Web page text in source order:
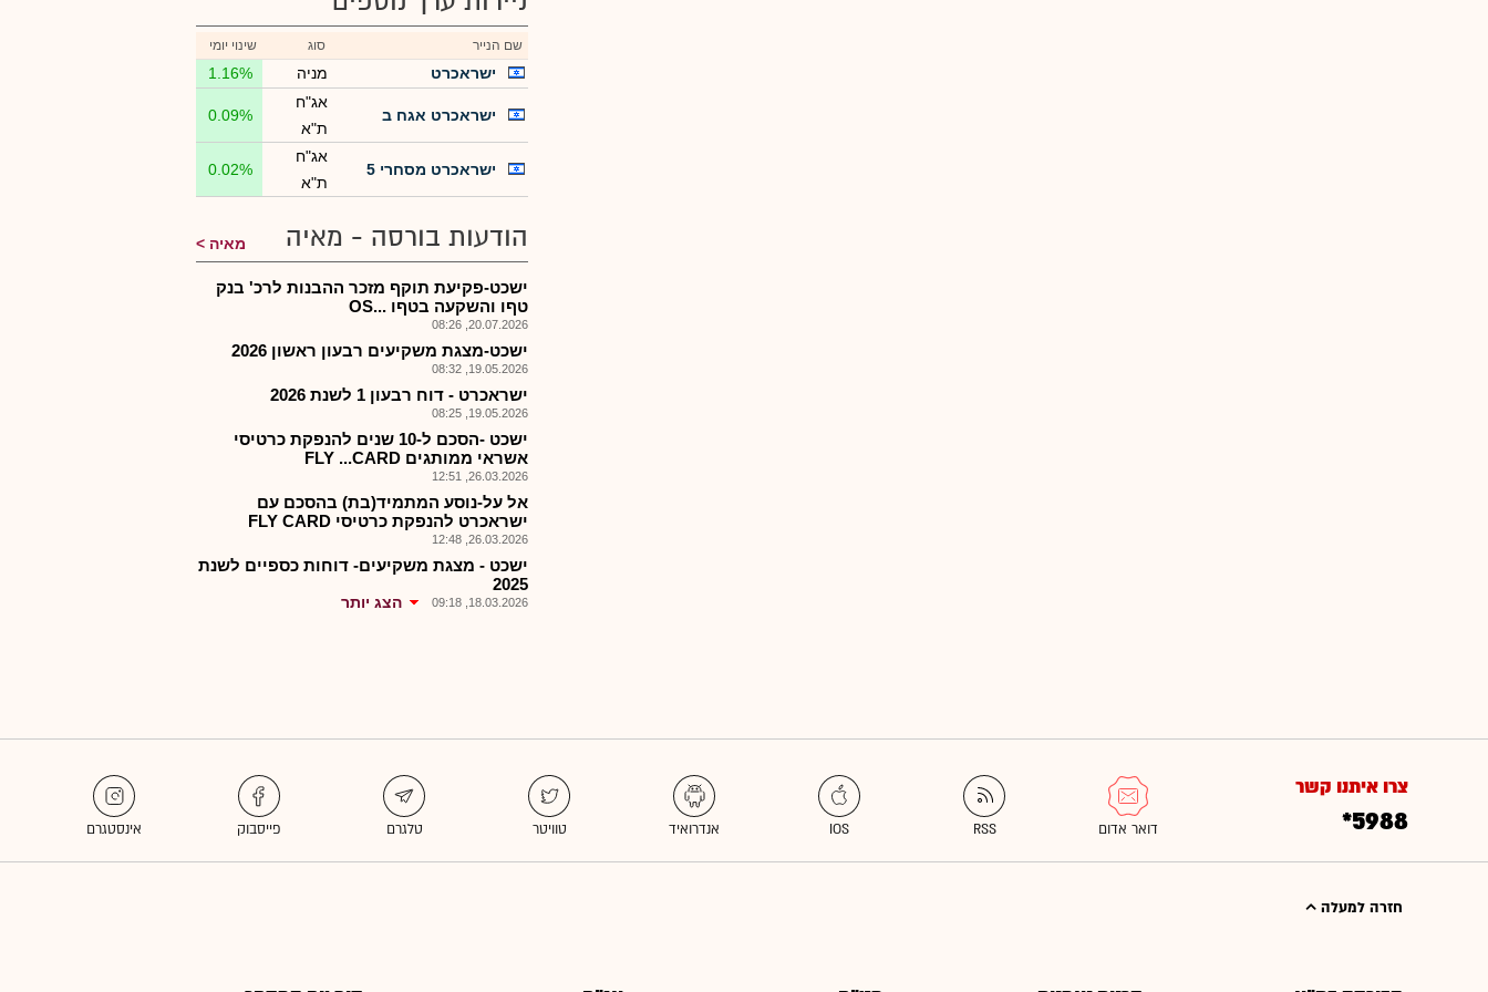
שם הנייר סוג שינוי יומי
ישראכרט מניה 1.16%
ישראכרט אגח ב
אג"ח
ת"א
0.09%
ישראכרט מסחרי 5
אג"ח
ת"א
0.02%
הודעות בורסה - מאיה מאיה
ישכט-פקיעת תוקף מזכר ההבנות לרכ' בנק
טףו והשקעה בטףו ...OS
20.07.2026, 08:26
ישכט-מצגת משקיעים רבעון ראשון 2026
19.05.2026, 08:32
ישראכרט - דוח רבעון 1 לשנת 2026
19.05.2026, 08:25
ישכט -הסכם ל-10 שנים להנפקת כרטיסי
אשראי ממותגים FLY ...CARD
26.03.2026, 12:51
אל על-נוסע המתמיד(בת) בהסכם עם
ישראכרט להנפקת כרטיסי FLY CARD
26.03.2026, 12:48
ישכט - מצגת משקיעים- דוחות כספיים לשנת
2025
18.03.2026, 09:18 הצג יותר
צרו איתנו קשר
*5988
חזרה למעלה